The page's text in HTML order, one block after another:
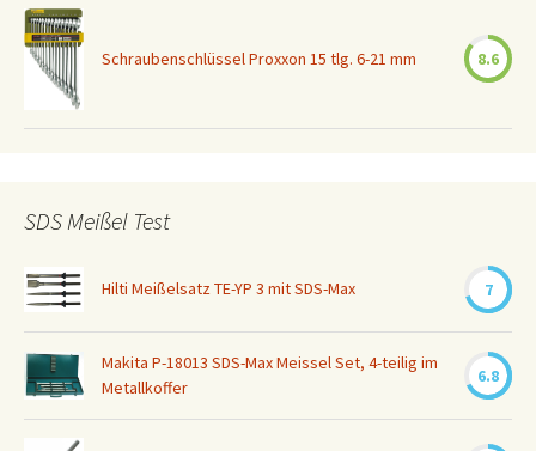
Schraubenschlüssel Proxxon 15 tlg. 6-21 mm 8.6
SDS Meißel Test
Hilti Meißelsatz TE-YP 3 mit SDS-Max 7
Makita P-18013 SDS-Max Meissel Set, 4-teilig im
Metallkoffer
6.8